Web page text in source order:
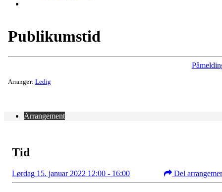
Publikumstid
Arrangør: Ledig
Arrangement
Tid
Lørdag 15. januar 2022 12:00 - 16:00 Del